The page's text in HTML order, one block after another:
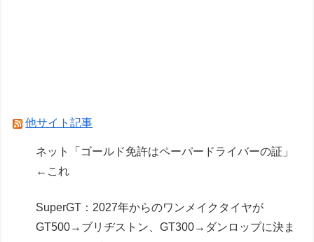
Powered by livedoor 相互RSS
他サイト記事
ネット「ゴールド免許はペーパードライバーの証」
←これ
SuperGT：2027年からのワンメイクタイヤが
GT500→ブリヂストン、GT300→ダンロップに決ま